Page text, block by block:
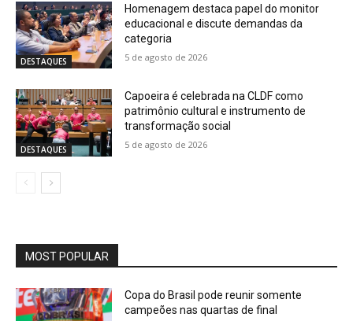
DESTAQUES
Homenagem destaca papel do monitor
educacional e discute demandas da
categoria
5 de agosto de 2026
DESTAQUES
Capoeira é celebrada na CLDF como
patrimônio cultural e instrumento de
transformação social
5 de agosto de 2026
MOST POPULAR
Copa do Brasil pode reunir somente
campeões nas quartas de final